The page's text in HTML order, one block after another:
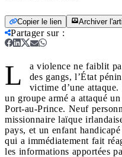
Copier le lien Archiver
Partager sur:
L
a violence ne faiblit
des gangs, l’État
victime d’une
un groupe armé a attaqué
Port-au-Prince. Neuf
missionnaire laïque
pays, et un enfant
qui a immédiatement fait
les informations apportées